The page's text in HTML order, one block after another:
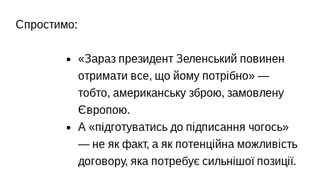
Спростимо:
«Зараз президент Зеленський повинен
отримати все, що йому потрібно» —
тобто, американську зброю, замовлену
Європою.
А «підготуватись до підписання чогось»
— не як факт, а як потенційна можливість
договору, яка потребує сильнішої позиції.